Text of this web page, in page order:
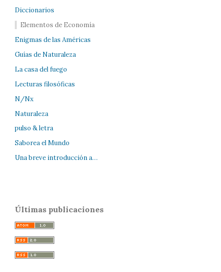
Diccionarios
Elementos de Economía
Enigmas de las Américas
Guías de Naturaleza
La casa del fuego
Lecturas filosóficas
N/Nx
Naturaleza
pulso & letra
Saborea el Mundo
Una breve introducción a…
Últimas publicaciones